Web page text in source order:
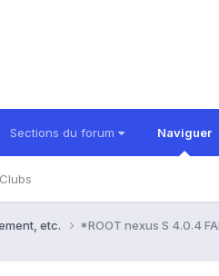
Sections du forum Naviguer
Clubs
etc. *ROOT nexus S 4.0.4